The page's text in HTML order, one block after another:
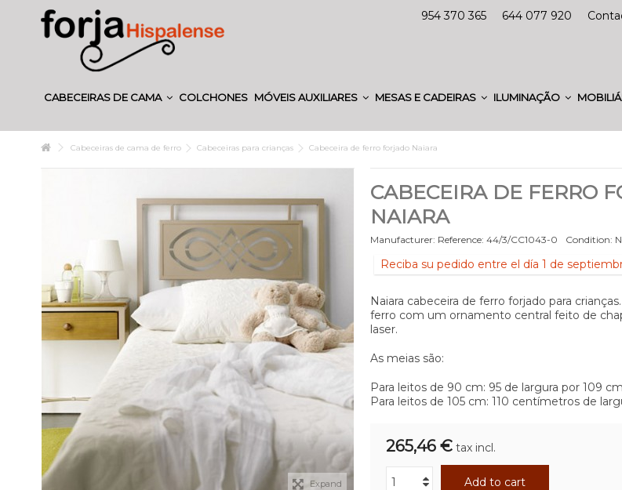
954 370 365 644 077 920
CABECEIRAS DE CAMA COLCHONES MÓVEIS AUXILIARES MESAS E CADEIRAS ILUMINAÇÃO
Cabeceiras de cama de ferro Cabeceiras para crianças Cabeceira de ferro forjado Naiara
Expand
CABECEIRA DE FERRO
NAIARA
Manufacturer: Reference: 44/3/CC1043-0 Condition:
Reciba su pedido entre el día 1 de
Naiara cabeceira de ferro forjado para
ferro com um ornamento central feito de
laser.
As meias são:
Para leitos de 90 cm: 95 de largura por 109
Para leitos de 105 cm: 110 centímetros de
265,46 € tax incl.
Add to cart